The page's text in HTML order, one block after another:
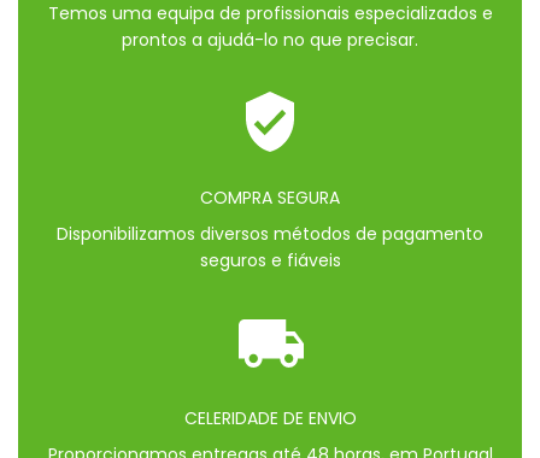
Temos uma equipa de profissionais especializados e
prontos a ajudá-lo no que precisar.
COMPRA SEGURA
Disponibilizamos diversos métodos de pagamento
seguros e fiáveis
CELERIDADE DE ENVIO